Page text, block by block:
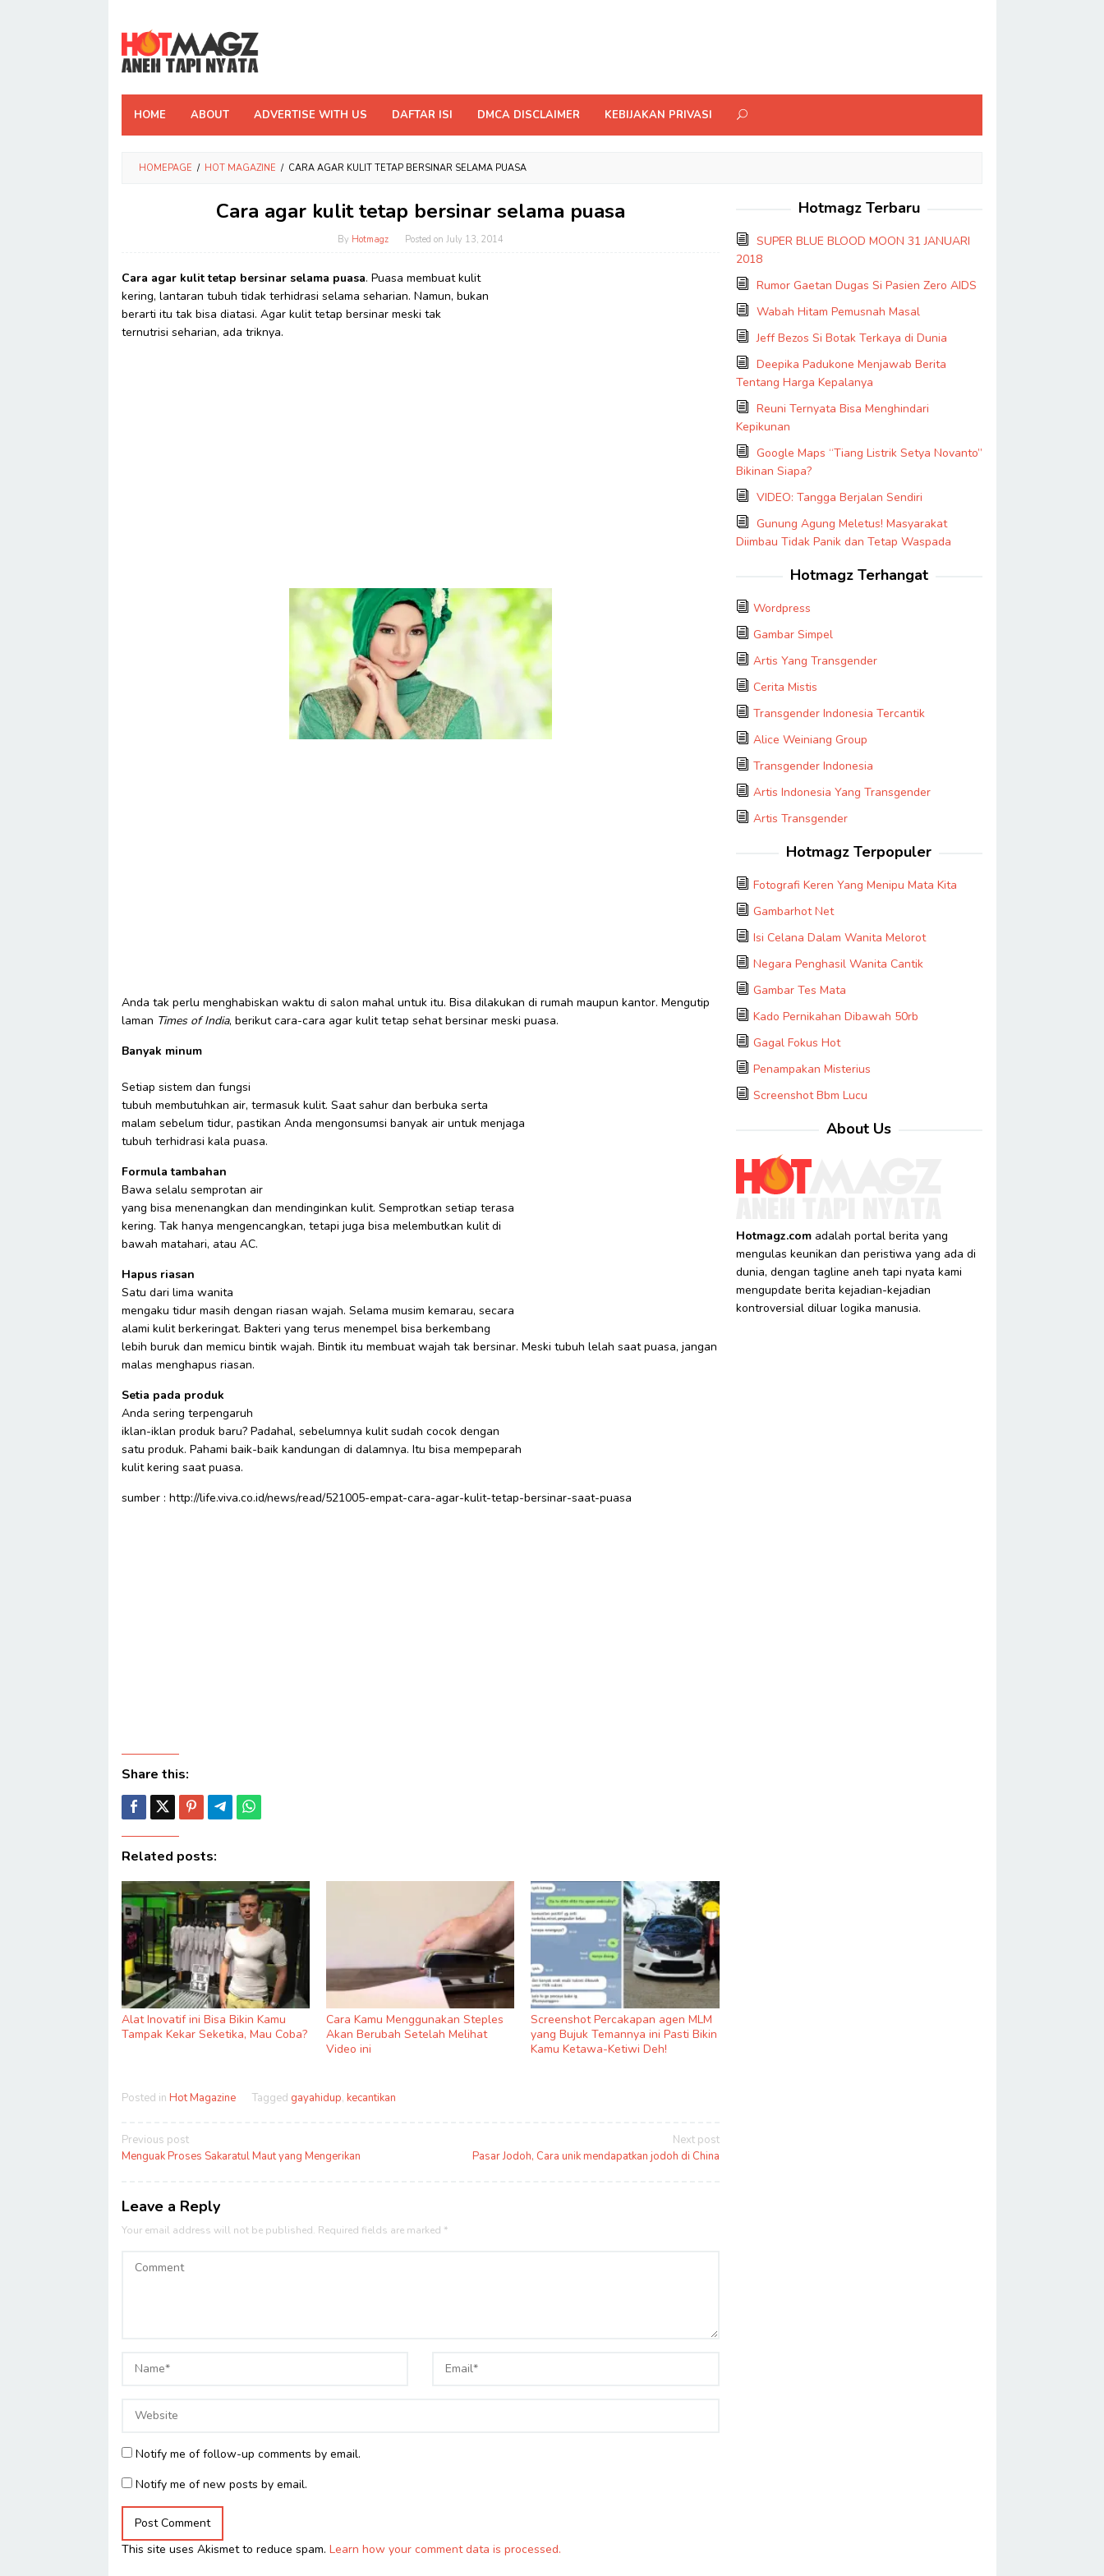
content
HOME ABOUT ADVERTISE WITH US DAFTAR ISI DMCA DISCLAIMER KEBIJAKAN PRIVASI
HOMEPAGE / HOT MAGAZINE / CARA AGAR KULIT TETAP BERSINAR SELAMA PUASA
Cara agar kulit tetap bersinar selama puasa
By Hotmagz Posted on July 13, 2014
Cara agar kulit tetap bersinar selama puasa. Puasa membuat kulit
kering, lantaran tubuh tidak terhidrasi selama seharian. Namun, bukan
berarti itu tak bisa diatasi. Agar kulit tetap bersinar meski tak
ternutrisi seharian, ada triknya.
Anda tak perlu menghabiskan waktu di salon mahal untuk itu. Bisa dilakukan di rumah maupun kantor. Mengutip
laman Times of India, berikut cara-cara agar kulit tetap sehat bersinar meski puasa.
Banyak minum
Setiap sistem dan fungsi
tubuh membutuhkan air, termasuk kulit. Saat sahur dan berbuka serta
malam sebelum tidur, pastikan Anda mengonsumsi banyak air untuk menjaga
tubuh terhidrasi kala puasa.
Formula tambahan
Bawa selalu semprotan air
yang bisa menenangkan dan mendinginkan kulit. Semprotkan setiap terasa
kering. Tak hanya mengencangkan, tetapi juga bisa melembutkan kulit di
bawah matahari, atau AC.
Hapus riasan
Satu dari lima wanita
mengaku tidur masih dengan riasan wajah. Selama musim kemarau, secara
alami kulit berkeringat. Bakteri yang terus menempel bisa berkembang
lebih buruk dan memicu bintik wajah. Bintik itu membuat wajah tak bersinar. Meski tubuh lelah saat puasa, jangan
malas menghapus riasan.
Setia pada produk
Anda sering terpengaruh
iklan-iklan produk baru? Padahal, sebelumnya kulit sudah cocok dengan
satu produk. Pahami baik-baik kandungan di dalamnya. Itu bisa mempeparah
kulit kering saat puasa.
sumber : http://life.viva.co.id/news/read/521005-empat-cara-agar-kulit-tetap-bersinar-saat-puasa
Share this:
Related posts:
Alat Inovatif ini Bisa Bikin Kamu
Tampak Kekar Seketika, Mau Coba?
Cara Kamu Menggunakan Steples
Akan Berubah Setelah Melihat
Video ini
Screenshot Percakapan agen MLM
yang Bujuk Temannya ini Pasti Bikin
Kamu Ketawa-Ketiwi Deh!
Posted in Hot Magazine Tagged gayahidup, kecantikan
Post
navigation
Previous post
Menguak Proses Sakaratul Maut yang Mengerikan
Next post
Pasar Jodoh, Cara unik mendapatkan jodoh di China
Leave a Reply
Your email address will not be published. Required fields are marked *
Notify me of follow-up comments by email.
Notify me of new posts by email.
This site uses Akismet to reduce spam. Learn how your comment data is processed.
Hotmagz Terbaru
SUPER BLUE BLOOD MOON 31 JANUARI
2018
Rumor Gaetan Dugas Si Pasien Zero AIDS
Wabah Hitam Pemusnah Masal
Jeff Bezos Si Botak Terkaya di Dunia
Deepika Padukone Menjawab Berita
Tentang Harga Kepalanya
Reuni Ternyata Bisa Menghindari
Kepikunan
Google Maps “Tiang Listrik Setya Novanto”
Bikinan Siapa?
VIDEO: Tangga Berjalan Sendiri
Gunung Agung Meletus! Masyarakat
Diimbau Tidak Panik dan Tetap Waspada
Hotmagz Terhangat
Wordpress
Gambar Simpel
Artis Yang Transgender
Cerita Mistis
Transgender Indonesia Tercantik
Alice Weiniang Group
Transgender Indonesia
Artis Indonesia Yang Transgender
Artis Transgender
Hotmagz Terpopuler
Fotografi Keren Yang Menipu Mata Kita
Gambarhot Net
Isi Celana Dalam Wanita Melorot
Negara Penghasil Wanita Cantik
Gambar Tes Mata
Kado Pernikahan Dibawah 50rb
Gagal Fokus Hot
Penampakan Misterius
Screenshot Bbm Lucu
About Us
Hotmagz.comadalah portal berita yang
mengulas keunikan dan peristiwa yang ada di
dunia, dengan tagline aneh tapi nyata kami
mengupdate berita kejadian-kejadian
kontroversial diluar logika manusia.